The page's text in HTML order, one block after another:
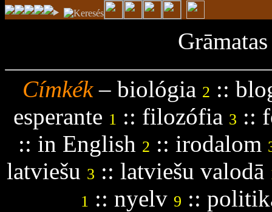
Címkék– biológia 2 ::
esperante 1 :: filozófia 3 ::
:: in English 2 :: irodalom
latviešu 3 :: latviešu valodā
1 :: nyelv 9 ::